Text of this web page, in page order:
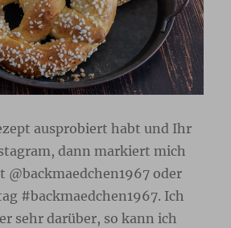
ausprobiert habt und Ihr
dann markiert mich
@backmaedchen1967 oder
#backmaedchen1967. Ich
sehr darüber, so kann ich